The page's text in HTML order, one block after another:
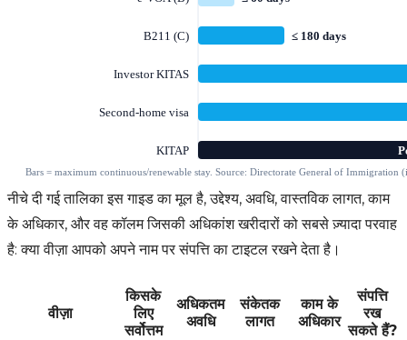
नीचे दी गई तालिका इस गाइड का मूल है, उद्देश्य, अवधि, वास्तविक लागत, काम
के अधिकार, और वह कॉलम जिसकी अधिकांश खरीदारों को सबसे ज़्यादा परवाह
है: क्या वीज़ा आपको अपने नाम पर संपत्ति का टाइटल रखने देता है।
वीज़ा
किसके
लिए
सर्वोत्तम
अधिकतम
अवधि
संकेतक
लागत
काम के
अधिकार
संपत्ति
रख
सकते हैं?